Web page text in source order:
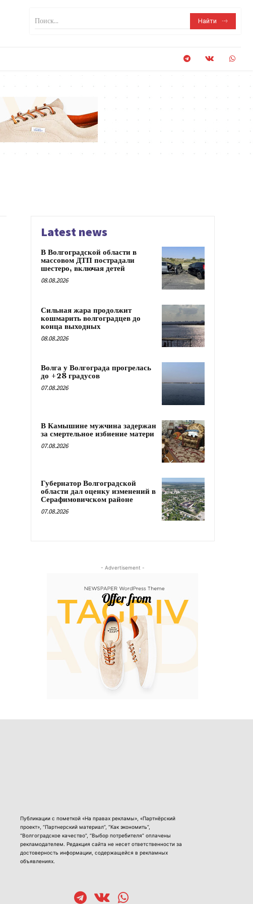
Поиск... Найти
Latest news
В Волгоградской области в
массовом ДТП пострадали
шестеро, включая детей
08.08.2026
Сильная жара продолжит
кошмарить волгоградцев до
конца выходных
08.08.2026
Волга у Волгограда прогрелась
до +28 градусов
07.08.2026
В Камышине мужчина задержан
за смертельное избиение матери
07.08.2026
Губернатор Волгоградской
области дал оценку изменений в
Серафимовичском районе
07.08.2026
- Advertisement -
Публикации с пометкой «На правах рекламы», «Партнёрский
проект», “Партнерский материал”, “Как экономить”,
“Волгоградское качество”, “Выбор потребителя” оплачены
рекламодателем. Редакция сайта не несет ответственности за
достоверность информации, содержащейся в рекламных
объявлениях.